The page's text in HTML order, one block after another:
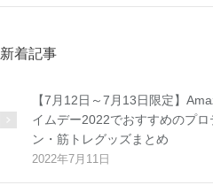
新着記事
【7月12日～7月13日限定】
イムデー2022でおすすめのプロ
ン・筋トレグッズまとめ
2022年7月11日